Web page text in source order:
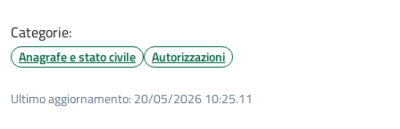
Categorie:
Anagrafe e stato civile Autorizzazioni
Ultimo aggiornamento: 20/05/2026 10:25.11